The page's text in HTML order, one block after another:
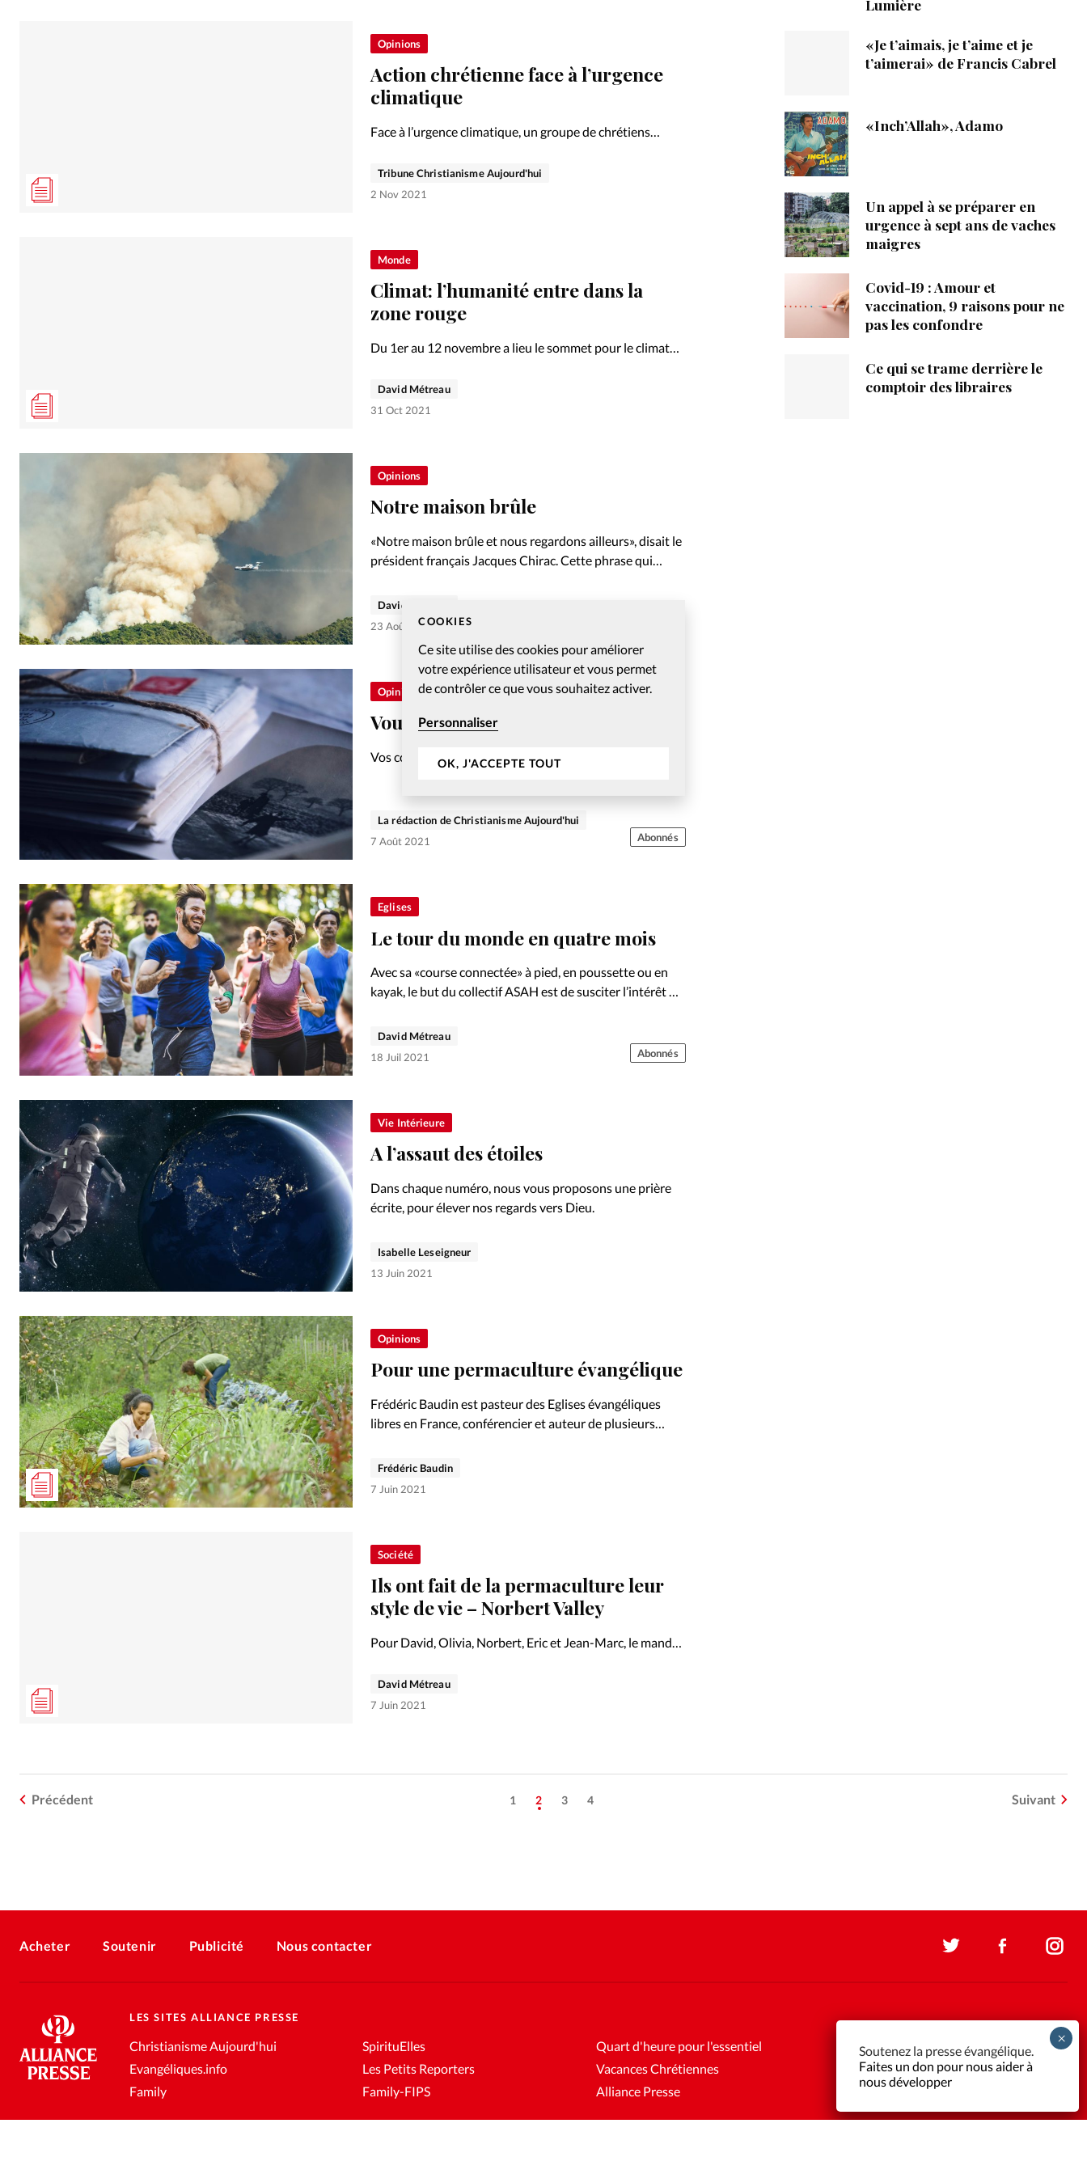
COOKIES
Ce site utilise des cookies pour améliorer
votre expérience utilisateur et vous permet
de contrôler ce que vous souhaitez activer.
Personnaliser
OK, J'ACCEPTE TOUT
Opinions
Action chrétienne face à l’urgence
climatique
Face à l’urgence climatique, un groupe de chrétiens
croyants. Science, fondements bibliques et action en
forment les axes principaux. Parti pris.
Tribune Christianisme Aujourd'hui
2 Nov 2021
Monde
Climat: l’humanité entre dans la
zone rouge
Du 1er au 12 novembre a lieu le sommet pour le climat
l’humanité, les chrétiens sont appelés à se mobiliser
concrètement et à compter sur les…
David Métreau
31 Oct 2021
Opinions
Notre maison brûle
«Notre maison brûle et nous regardons ailleurs», disait le
président français Jacques Chirac. Cette phrase qui
d'autres sphères. L'édito de la rédaction.
David Métreau
23 Août 2021
Opinions
Vous avez le dernier mot
Vos courriers sur les sujets récents
La rédaction de Christianisme Aujourd'hui
7 Août 2021
Abonnés
Eglises
Le tour du monde en quatre mois
Avec sa «course connectée» à pied, en poussette ou en
kayak, le but du collectif ASAH est de susciter l’intérêt du
initiative qui rassemble.
David Métreau
18 Juil 2021
Abonnés
Vie Intérieure
A l’assaut des étoiles
Dans chaque numéro, nous vous proposons une prière
écrite, pour élever nos regards vers Dieu.
Isabelle Leseigneur
13 Juin 2021
Opinions
Pour une permaculture évangélique
Frédéric Baudin est pasteur des Eglises évangéliques
libres en France, conférencier et auteur de plusieurs
encourage les chrétiens à s’intéresser à une
permaculture alliant approche prophétique…
Frédéric Baudin
7 Juin 2021
Société
Ils ont fait de la permaculture leur
style de vie – Norbert Valley
Pour David, Olivia, Norbert, Eric et Jean-Marc, le mandat
possible au quotidien. Engagés, ils maîtrisent l’art de la
permaculture. Episode 4/4 avec le pasteur Norbert…
David Métreau
7 Juin 2021
Précédent 1 2 3 4 Suivant
Lumière
«Je t’aimais, je t’aime et je
t’aimerai» de Francis Cabrel
«Inch’Allah», Adamo
Un appel à se préparer en
urgence à sept ans de vaches
maigres
Covid-19 : Amour et
vaccination, 9 raisons pour ne
pas les confondre
Ce qui se trame derrière le
comptoir des libraires
Acheter Soutenir Publicité Nous contacter
LES SITES ALLIANCE PRESSE
Christianisme Aujourd'hui
Evangéliques.info
Family
SpirituElles
Les Petits Reporters
Family-FIPS
Quart d'heure pour l'essentiel
Vacances Chrétiennes
Alliance Presse
Soutenez la presse évangélique.
Faites un don pour nous aider à
nous développer